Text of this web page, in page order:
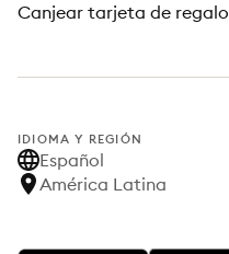
Canjear tarjeta de regalo
IDIOMA Y REGIÓN
Español
América Latina